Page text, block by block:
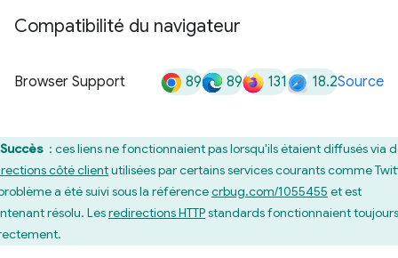
Compatibilité du navigateur
Browser Support 89 89 131 18.2Source
Succès : ces liens ne fonctionnaient pas lorsqu'ils étaient diffusés via
côté clientutilisées par certains services courants comme
a été suivi sous la référencecrbug.com/1055455 et est
résolu. Lesredirections HTTPstandards fonctionnaient toujours